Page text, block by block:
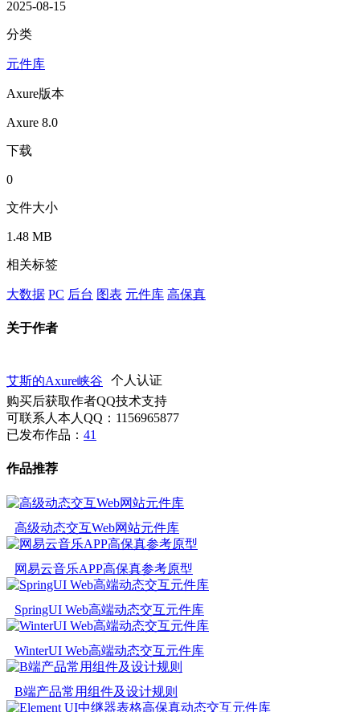
2025-08-15
分类
元件库
Axure版本
Axure 8.0
下载
0
文件大小
1.48 MB
相关标签
大数据 PC 后台 图表 元件库 高保真
关于作者
艾斯的Axure峡谷
个人认证
购买后获取作者QQ技术支持
可联系人本人QQ：1156965877
已发布作品： 41
作品推荐
高级动态交互Web网站元件库
网易云音乐APP高保真参考原型
SpringUI Web高端动态交互元件库
WinterUI Web高端动态交互元件库
B端产品常用组件及设计规则